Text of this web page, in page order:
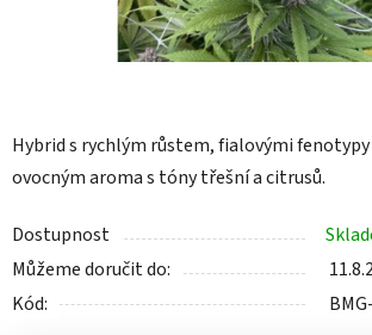
Hybrid s rychlým růstem, fialovými
ovocným aroma s tóny třešní a citrusů.
Dostupnost
Můžeme doručit do:
Kód: